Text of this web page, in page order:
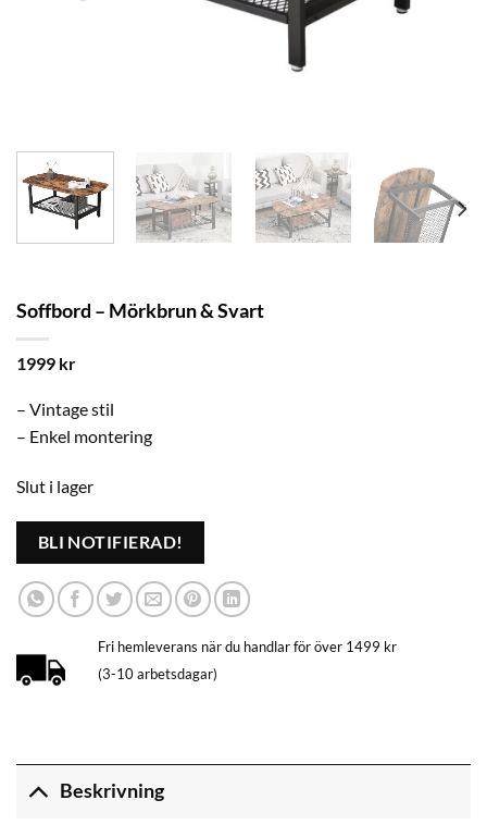
Soffbord – Mörkbrun & Svart
1999 kr
– Vintage stil
– Enkel montering
Slut i lager
BLI NOTIFIERAD!
Fri hemleverans när du handlar för över 1499 kr
(3-10 arbetsdagar)
Beskrivning